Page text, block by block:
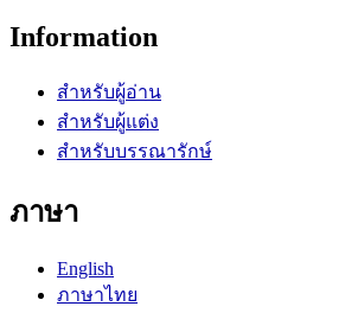
Information
สำหรับผู้อ่าน
สำหรับผู้แต่ง
สำหรับบรรณารักษ์
ภาษา
English
ภาษาไทย